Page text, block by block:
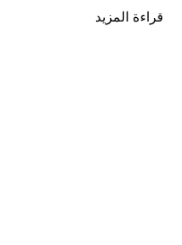
قراءة المزيد